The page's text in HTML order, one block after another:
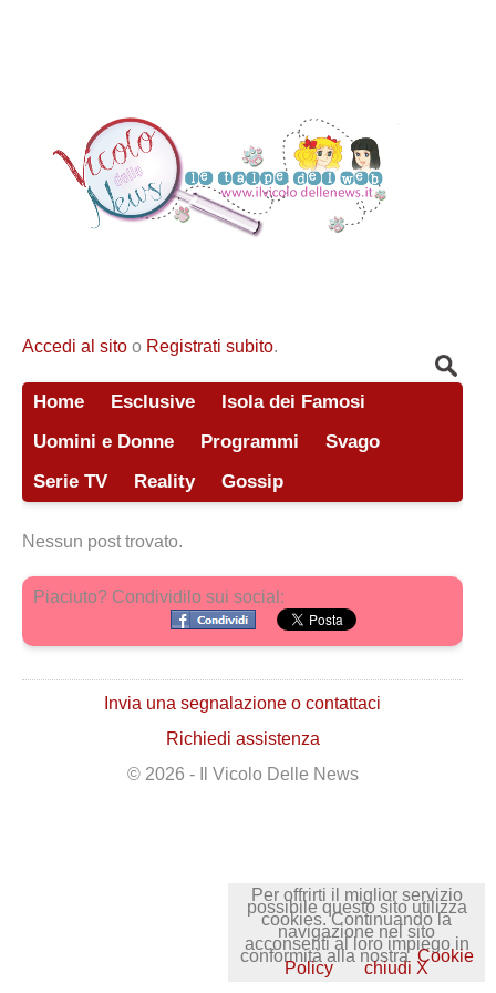
Accedi al sito o Registrati subito.
Home Esclusive
Isola dei Famosi
Uomini e Donne
Programmi
Svago
Serie TV
Reality Gossip
Nessun post trovato.
Piaciuto? Condividilo sui social:
Invia una segnalazione o contattaci
Richiedi assistenza
© 2026 - Il Vicolo Delle News
Per offrirti il miglior servizio
possibile questo sito utilizza
cookies. Continuando la
navigazione nel sito
acconsenti al loro impiego in
conformità alla nostra Cookie
Policy chiudi X